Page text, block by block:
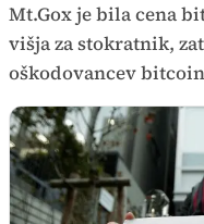
Mt.Gox je bila cena
višja za stokratnik,
oškodovancev